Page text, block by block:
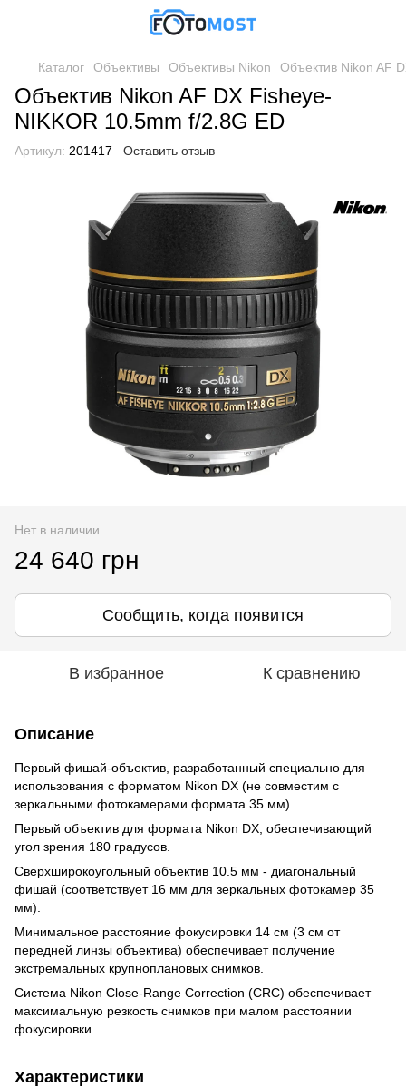
Каталог Объективы Объективы Nikon Объектив Nikon AF
Объектив Nikon AF DX Fisheye-
NIKKOR 10.5mm f/2.8G ED
Артикул: 201417 Оставить отзыв
Нет в наличии
24 640 грн
Сообщить, когда появится
В избранное К сравнению
Описание
Первый фишай-объектив, разработанный специально для
использования с форматом Nikon DX (не совместим с
зеркальными фотокамерами формата 35 мм).
Первый объектив для формата Nikon DX, обеспечивающий
угол зрения 180 градусов.
Сверхширокоугольный объектив 10.5 мм - диагональный
фишай (соответствует 16 мм для зеркальных фотокамер 35
мм).
Минимальное расстояние фокусировки 14 см (3 см от
передней линзы объектива) обеспечивает получение
экстремальных крупноплановых снимков.
Система Nikon Close-Range Correction (CRC) обеспечивает
максимальную резкость снимков при малом расстоянии
фокусировки.
Характеристики